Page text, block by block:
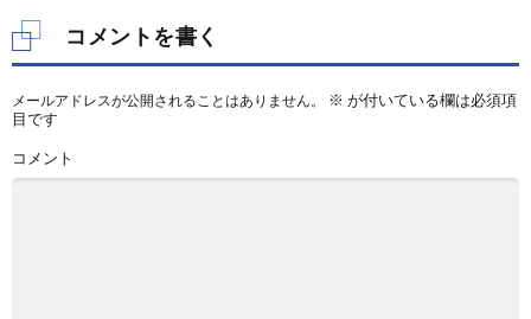
コメントを書く
メールアドレスが公開されることはありません。 ※ が付いている欄は必須項
目です
コメント